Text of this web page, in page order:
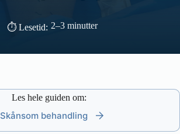
⏱ Lesetid: 2–3 minutter
Les hele guiden om:
Skånsom behandling